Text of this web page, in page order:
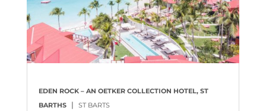
EDEN ROCK – AN OETKER COLLECTION HOTEL, ST
BARTHS
| ST BARTS